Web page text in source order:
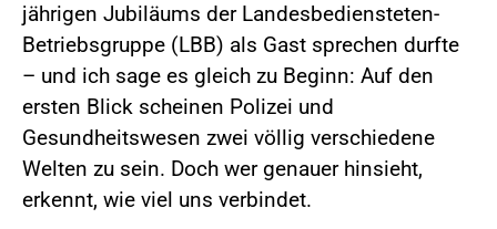
jährigen Jubiläums der Landesbediensteten-
Betriebsgruppe (LBB) als Gast sprechen durfte
– und ich sage es gleich zu Beginn: Auf den
ersten Blick scheinen Polizei und
Gesundheitswesen zwei völlig verschiedene
Welten zu sein. Doch wer genauer hinsieht,
erkennt, wie viel uns verbindet.